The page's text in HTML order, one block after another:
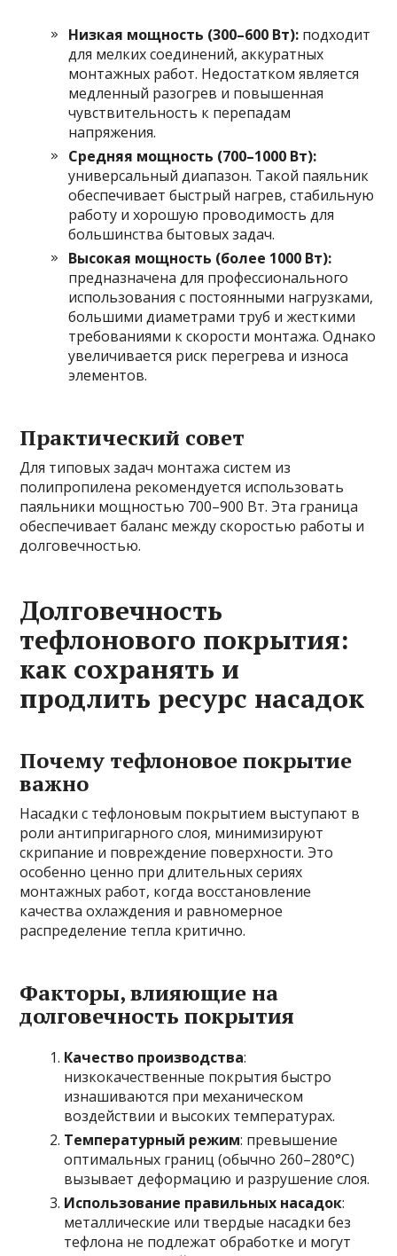
Низкая мощность (300–600 Вт): подходит
для мелких соединений, аккуратных
монтажных работ. Недостатком является
медленный разогрев и повышенная
чувствительность к перепадам
напряжения.
Средняя мощность (700–1000 Вт):
универсальный диапазон. Такой паяльник
обеспечивает быстрый нагрев, стабильную
работу и хорошую проводимость для
большинства бытовых задач.
Высокая мощность (более 1000 Вт):
предназначена для профессионального
использования с постоянными нагрузками,
большими диаметрами труб и жесткими
требованиями к скорости монтажа. Однако
увеличивается риск перегрева и износа
элементов.
Практический совет
Для типовых задач монтажа систем из
полипропилена рекомендуется использовать
паяльники мощностью 700–900 Вт. Эта граница
обеспечивает баланс между скоростью работы и
долговечностью.
Долговечность
тефлонового покрытия:
как сохранять и
продлить ресурс насадок
Почему тефлоновое покрытие
важно
Насадки с тефлоновым покрытием выступают в
роли антипригарного слоя, минимизируют
скрипание и повреждение поверхности. Это
особенно ценно при длительных сериях
монтажных работ, когда восстановление
качества охлаждения и равномерное
распределение тепла критично.
Факторы, влияющие на
долговечность покрытия
Качество производства:
низкокачественные покрытия быстро
изнашиваются при механическом
воздействии и высоких температурах.
Температурный режим: превышение
оптимальных границ (обычно 260–280°C)
вызывает деформацию и разрушение слоя.
Использование правильных насадок:
металлические или твердые насадки без
тефлона не подлежат обработке и могут